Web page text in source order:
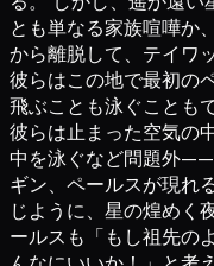
とも単なる家族喧嘩か
から離脱して、テイワ
彼らはこの地で最初の
飛ぶことも泳ぐことも
彼らは止まった空気の
中を泳ぐなど問題外
ギン、ペールスが現れ
じように、星の煌めく
ールスも「もし祖先の